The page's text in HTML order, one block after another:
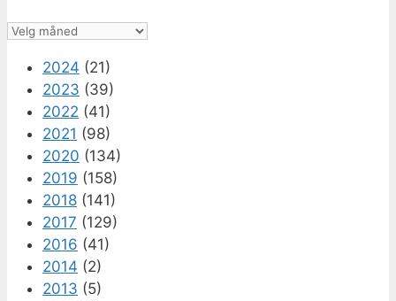
Arkiv
2024 (21)
2023 (39)
2022 (41)
2021 (98)
2020 (134)
2019 (158)
2018 (141)
2017 (129)
2016 (41)
2014 (2)
2013 (5)